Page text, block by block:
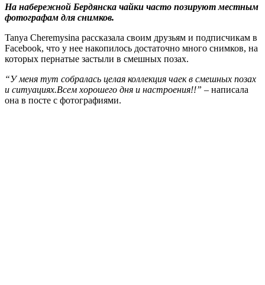
На набережной Бердянска чайки часто позируют местным
фотографам для снимков.
Tanya Cheremysina рассказала своим друзьям и подписчикам в
Facebook, что у нее накопилось достаточно много снимков, на
которых пернатые застыли в смешных позах.
“У меня тут собралась целая коллекция чаек в смешных позах
и ситуациях.Всем хорошего дня и настроения!!” – написала
она в посте с фотографиями.